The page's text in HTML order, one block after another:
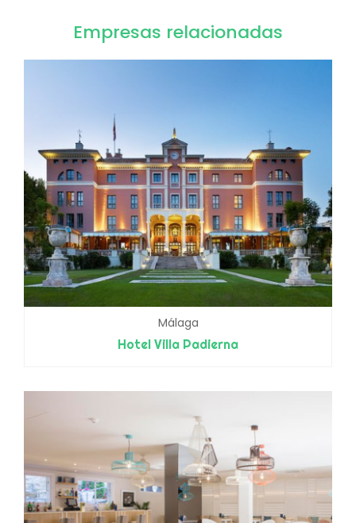
Empresas relacionadas
Málaga
Hotel Villa Padierna